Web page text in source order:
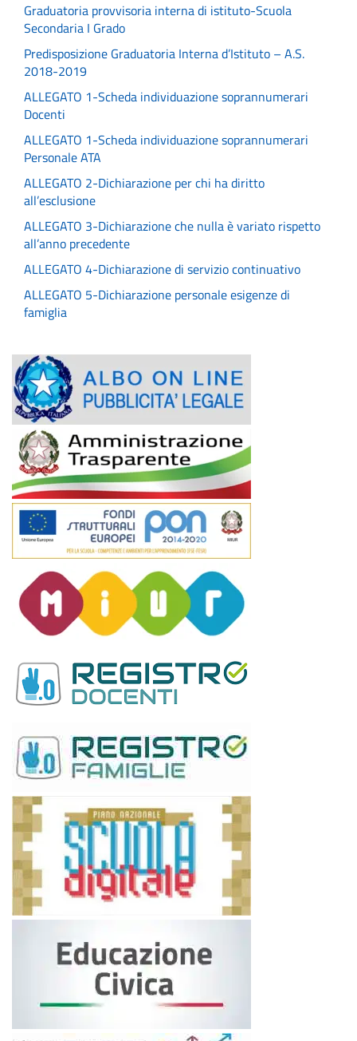
Graduatoria provvisoria interna di istituto-Scuola
Secondaria I Grado
Predisposizione Graduatoria Interna d’Istituto – A.S.
2018-2019
ALLEGATO 1-Scheda individuazione soprannumerari
Docenti
ALLEGATO 1-Scheda individuazione soprannumerari
Personale ATA
ALLEGATO 2-Dichiarazione per chi ha diritto
all’esclusione
ALLEGATO 3-Dichiarazione che nulla è variato rispetto
all’anno precedente
ALLEGATO 4-Dichiarazione di servizio continuativo
ALLEGATO 5-Dichiarazione personale esigenze di
famiglia